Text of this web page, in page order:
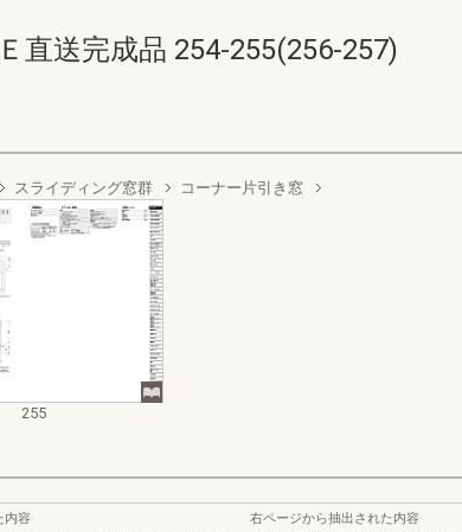
直送完成品 254-255(256-257)
スライディング窓群 コーナー片引き窓
255
内容
右ページから抽出された内容